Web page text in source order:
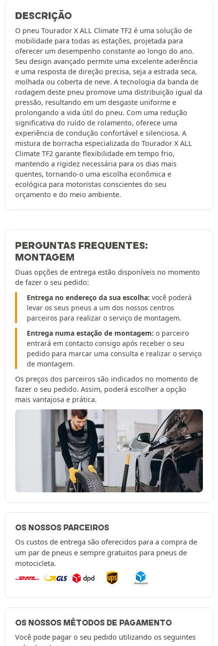
DESCRIÇÃO
O pneu Tourador X ALL Climate TF2 é uma solução de
mobilidade para todas as estações, projetada para
oferecer um desempenho constante ao longo do ano.
Seu design avançado permite uma excelente aderência
e uma resposta de direção precisa, seja a estrada seca,
molhada ou coberta de neve. A tecnologia da banda de
rodagem deste pneu promove uma distribuição igual da
pressão, resultando em um desgaste uniforme e
prolongando a vida útil do pneu. Com uma redução
significativa do ruído de rolamento, oferece uma
experiência de condução confortável e silenciosa. A
mistura de borracha especializada do Tourador X ALL
Climate TF2 garante flexibilidade em tempo frio,
mantendo a rigidez necessária para os dias mais
quentes, tornando-o uma escolha econômica e
ecológica para motoristas conscientes do seu
orçamento e do meio ambiente.
PERGUNTAS FREQUENTES:
MONTAGEM
Duas opções de entrega estão disponíveis no momento
de fazer o seu pedido:
Entrega no endereço da sua escolha: você poderá
levar os seus pneus a um dos nossos centros
parceiros para realizar o serviço de montagem.
Entrega numa estação de montagem: o parceiro
entrará em contacto consigo após receber o seu
pedido para marcar uma consulta e realizar o serviço
de montagem.
Os preços dos parceiros são indicados no momento de
fazer o seu pedido. Assim, poderá escolher a opção
mais vantajosa e prática.
OS NOSSOS PARCEIROS
Os custos de entrega são oferecidos para a compra de
um par de pneus e sempre gratuitos para pneus de
motocicleta.
OS NOSSOS MÉTODOS DE PAGAMENTO
Você pode pagar o seu pedido utilizando os seguintes